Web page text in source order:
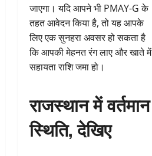
जाएगा। यदि आपने भी PMAY-G के
तहत आवेदन किया है, तो यह आपके
लिए एक सुनहरा अवसर हो सकता है
कि आपकी मेहनत रंग लाए और खाते में
सहायता राशि जमा हो।
राजस्थान में वर्तमान
स्थिति, देखिए